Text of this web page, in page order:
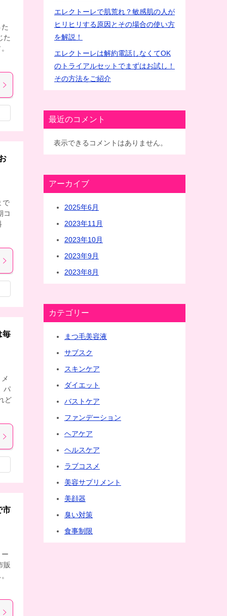
た
で
コ
毎
パ
ど
市
販
エレクトーレで肌荒れ？敏感肌の人が
ヒリヒリする原因とその場合の使い方
を解説！
エレクトーレは解約電話しなくてOK
のトライアルセットでまずはお試し！
その方法をご紹介
最近のコメント
表示できるコメントはありません。
アーカイブ
2025年6月
2023年11月
2023年10月
2023年9月
2023年8月
カテゴリー
まつ毛美容液
サブスク
スキンケア
ダイエット
バストケア
ファンデーション
ヘアケア
ヘルスケア
ラブコスメ
美容サプリメント
美顔器
臭い対策
食事制限